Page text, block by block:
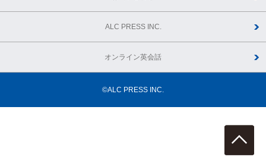
ALC PRESS INC.
オンライン英会話
©ALC PRESS INC.